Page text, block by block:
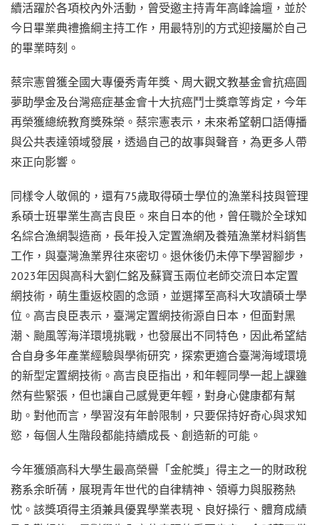
續活躍於各項校內外活動，曾受邀主持青年高峰論壇，並於
今日畢業典禮擔綱主持工作，用最特別的方式迎接屬於自己
的畢業時刻。
蔡宗憲曾獲全國大專優秀青年獎、周大觀文教基金會抗癌圓
夢助學金及台灣癌症基金會十大抗癌鬥士獎章等肯定，今年
再榮獲總統教育獎殊榮。蔡宗憲表示，未來希望朝口語傳播
與公共表達領域發展，透過自己的故事與聲音，為更多人帶
來正向影響。
同樣令人敬佩的，還有75歲取得碩士學位的漁業科技與管理
系碩士班畢業生高吉良臣。來自日本的他，曾任職於全球知
名綜合漁網製造商，長年投入定置漁網及養殖漁業材料銷售
工作，與臺灣漁業界往來密切。退休後仍未停下學習腳步，
2023年因與高科大劉仁銘及蘇寶玉兩位老師交流日本定置
網技術，萌生重返校園的念頭，並選擇至高科大攻讀碩士學
位。高吉良臣表示，臺灣定置網技術源自日本，但面對黑
潮、颱風等海洋環境挑戰，也發展出不同特色，因此希望結
合自身多年產業經驗與學術研究，探索更適合臺灣海域環境
的新型定置網技術。高吉良臣指出，和年輕同學一起上課雖
然有些緊張，但也讓自己感覺更年輕，對身心健康都有幫
助。對他而言，學習沒有年齡限制，只要保持好奇心與求知
慾，每個人生階段都能持續成長、創造新的可能。
今年獲頒高科大學生最高榮譽「金舵獎」得主之一的財政稅
務系余昕蒨，展現青年世代的自律精神、領導力與服務熱
忱。該獎項得主須兼具優異學業表現、良好操行、體育成績